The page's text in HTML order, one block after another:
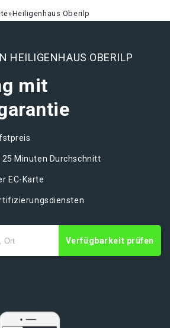
»Heiligenhaus Oberilp
HEILIGENHAUS OBERILP
mit
Minuten Durchschnitt
EC-Karte
Verfügbarkeit prüfen